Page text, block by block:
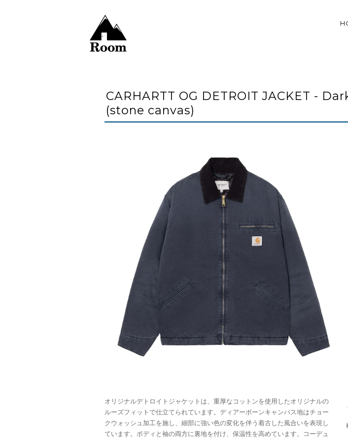
CARHARTT OG DETROIT JACKET -
(stone canvas)
オリジナルデトロイトジャケットは、重厚なコットンを使用したオリジナルの
ルーズフィットで仕立てられています。ディアーボーンキャンバス地はチョー
クウォッシュ加工を施し、細部に強い色の変化を伴う着古した風合いを表現し
ています。ボディと袖の両方に裏地を付け、保温性を高めています。コーデュ